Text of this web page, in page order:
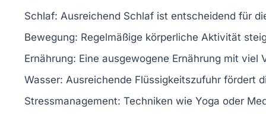
Schlaf: Ausreichend Schlaf ist entscheidend für
Bewegung: Regelmäßige körperliche Aktivität
Ernährung: Eine ausgewogene Ernährung mit viel
Wasser: Ausreichende Flüssigkeitszufuhr fördert
Stressmanagement: Techniken wie Yoga oder